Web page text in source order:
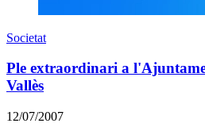
Societat
Ple extraordinari a
Vallès
12/07/2007